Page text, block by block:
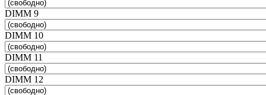
DIMM 9
DIMM 10
DIMM 11
DIMM 12